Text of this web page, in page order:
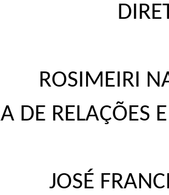
ROSIMEIRI
DE RELAÇÕES
JOSÉ